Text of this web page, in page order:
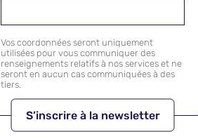
Vos coordonnées seront uniquement
utilisées pour vous communiquer des
renseignements relatifs à nos services et ne
seront en aucun cas communiquées à des
tiers.